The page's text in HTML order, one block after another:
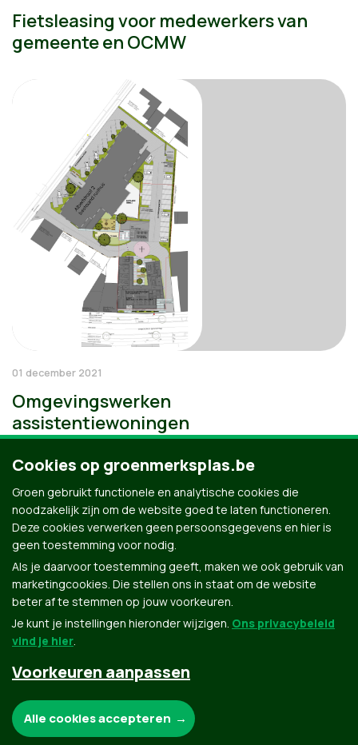
Fietsleasing voor medewerkers van
gemeente en OCMW
01 december 2021
Omgevingswerken
assistentiewoningen
Groen.be
Contact Privacybeleid
Cookies op groenmerksplas.be
Groen gebruikt functionele en analytische cookies die
noodzakelijk zijn om de website goed te laten functioneren.
Deze cookies verwerken geen persoonsgegevens en hier is
geen toestemming voor nodig.
Als je daarvoor toestemming geeft, maken we ook gebruik van
marketingcookies. Die stellen ons in staat om de website
beter af te stemmen op jouw voorkeuren.
Je kunt je instellingen hieronder wijzigen. Ons privacybeleid
vind je hier.
Voorkeuren aanpassen
Alle cookies accepteren